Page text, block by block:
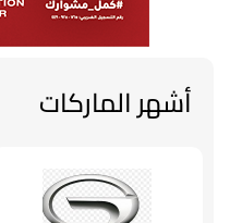
أشهر الماركات